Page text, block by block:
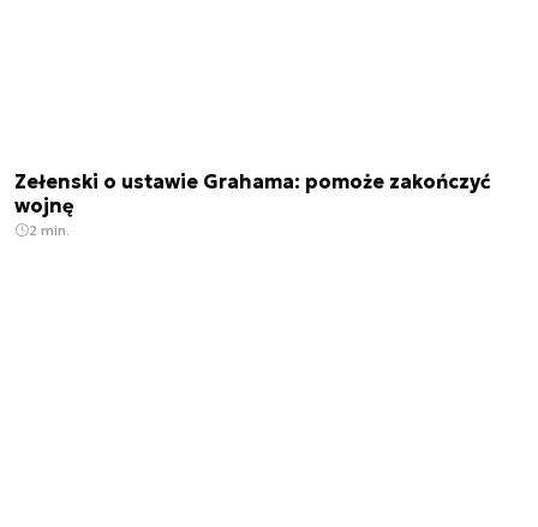
Zełenski o ustawie Grahama: pomoże zakończyć
wojnę
2 min.